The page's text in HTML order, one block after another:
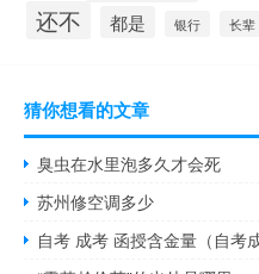
还不 都是 银行 长辈
猜你想看的文章
臭虫在水里泡多久才会死
苏州修空调多少
自考 成考 函授含金量（自考